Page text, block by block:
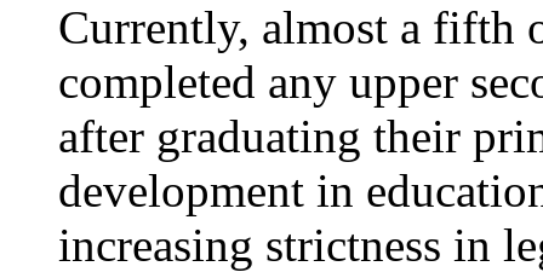
Currently, almost a fifth
completed any upper
after graduating their
development in
increasing strictness in